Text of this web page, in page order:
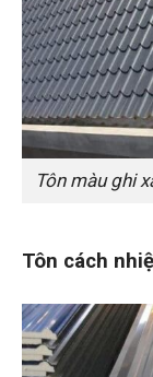
Tôn màu ghi
Tôn cách